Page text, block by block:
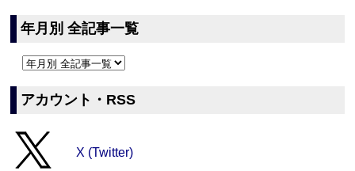
年月別 全記事一覧
アカウント・RSS
X (Twitter)